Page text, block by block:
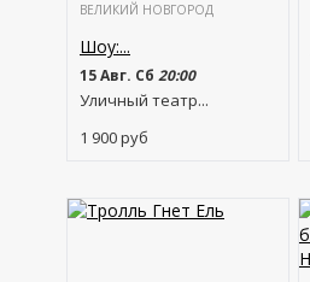
ВЕЛИКИЙ НОВГОРОД
Шоу:...
15 Авг. Сб 20:00
Уличный театр...
1 900руб